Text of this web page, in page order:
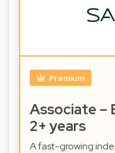
Premium
Associate –
2+ years
A fast-growing